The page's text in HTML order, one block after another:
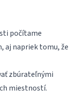
počítame
aj napriek tomu, že
zbúrateľnými
miestností.